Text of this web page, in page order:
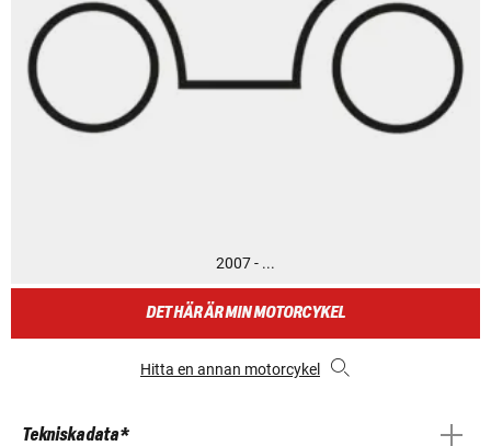
2007 - ...
DET HÄR ÄR MIN MOTORCYKEL
Hitta en annan motorcykel
Tekniska data *